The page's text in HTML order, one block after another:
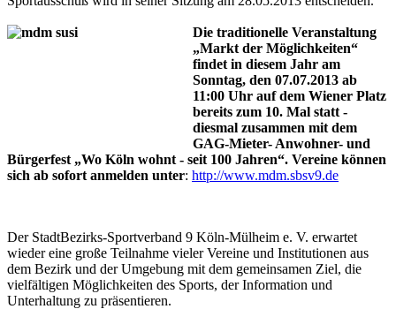
Die traditionelle Veranstaltung
„Markt der Möglichkeiten“
findet in diesem Jahr am
Sonntag, den 07.07.2013 ab
11:00 Uhr auf dem Wiener Platz
bereits zum 10. Mal statt -
diesmal zusammen mit dem
GAG-Mieter- Anwohner- und
Bürgerfest „Wo Köln wohnt - seit 100 Jahren“. Vereine können
sich ab sofort anmelden unter: http://www.mdm.sbsv9.de
Der StadtBezirks-Sportverband 9 Köln-Mülheim e. V. erwartet
wieder eine große Teilnahme vieler Vereine und Institutionen aus
dem Bezirk und der Umgebung mit dem gemeinsamen Ziel, die
vielfältigen Möglichkeiten des Sports, der Information und
Unterhaltung zu präsentieren.